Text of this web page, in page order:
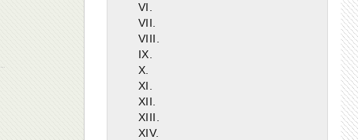
VI.
VII.
VIII.
IX.
X.
XI.
XII.
XIII.
XIV.